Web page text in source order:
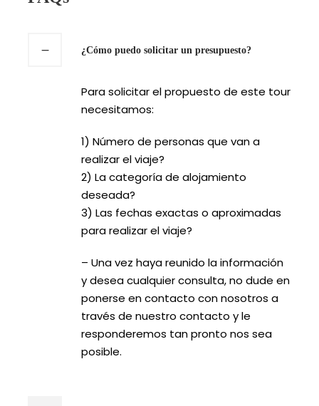
¿Cómo puedo solicitar un presupuesto?
Para solicitar el propuesto de este tour
necesitamos:
1) Número de personas que van a
realizar el viaje?
2) La categoría de alojamiento
deseada?
3) Las fechas exactas o aproximadas
para realizar el viaje?
– Una vez haya reunido la información
y desea cualquier consulta, no dude en
ponerse en contacto con nosotros a
través de nuestro contacto y le
responderemos tan pronto nos sea
posible.